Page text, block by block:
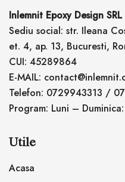
Inlemnit Epoxy Design SRL
Sediu social: str. Ileana
et. 4, ap. 13, Bucuresti,
CUI: 45289864
E-MAIL:
Telefon: 0729943313 /
Program: Luni –
Utile
Acasa